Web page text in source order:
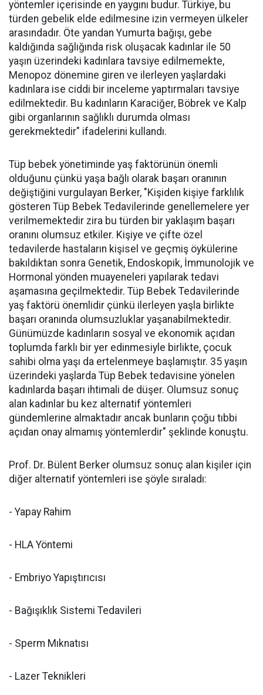
yöntemler içerisinde en yaygını budur. Türkiye, bu
türden gebelik elde edilmesine izin vermeyen ülkeler
arasındadır. Öte yandan Yumurta bağışı, gebe
kaldığında sağlığında risk oluşacak kadınlar ile 50
yaşın üzerindeki kadınlara tavsiye edilmemekte,
Menopoz dönemine giren ve ilerleyen yaşlardaki
kadınlara ise ciddi bir inceleme yaptırmaları tavsiye
edilmektedir. Bu kadınların Karaciğer, Böbrek ve Kalp
gibi organlarının sağlıklı durumda olması
gerekmektedir" ifadelerini kullandı.
Tüp bebek yönetiminde yaş faktörünün önemli
olduğunu çünkü yaşa bağlı olarak başarı oranının
değiştiğini vurgulayan Berker, "Kişiden kişiye farklılık
gösteren Tüp Bebek Tedavilerinde genellemelere yer
verilmemektedir zira bu türden bir yaklaşım başarı
oranını olumsuz etkiler. Kişiye ve çifte özel
tedavilerde hastaların kişisel ve geçmiş öykülerine
bakıldıktan sonra Genetik, Endoskopik, İmmunolojik ve
Hormonal yönden muayeneleri yapılarak tedavi
aşamasına geçilmektedir. Tüp Bebek Tedavilerinde
yaş faktörü önemlidir çünkü ilerleyen yaşla birlikte
başarı oranında olumsuzluklar yaşanabilmektedir.
Günümüzde kadınların sosyal ve ekonomik açıdan
toplumda farklı bir yer edinmesiyle birlikte, çocuk
sahibi olma yaşı da ertelenmeye başlamıştır. 35 yaşın
üzerindeki yaşlarda Tüp Bebek tedavisine yönelen
kadınlarda başarı ihtimali de düşer. Olumsuz sonuç
alan kadınlar bu kez alternatif yöntemleri
gündemlerine almaktadır ancak bunların çoğu tıbbi
açıdan onay almamış yöntemlerdir" şeklinde konuştu.
Prof. Dr. Bülent Berker olumsuz sonuç alan kişiler için
diğer alternatif yöntemleri ise şöyle sıraladı:
- Yapay Rahim
- HLA Yöntemi
- Embriyo Yapıştırıcısı
- Bağışıklık Sistemi Tedavileri
- Sperm Mıknatısı
- Lazer Teknikleri